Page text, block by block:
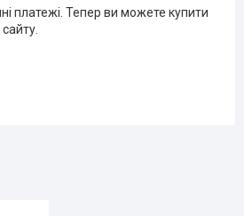
платежі. Тепер ви можете купити